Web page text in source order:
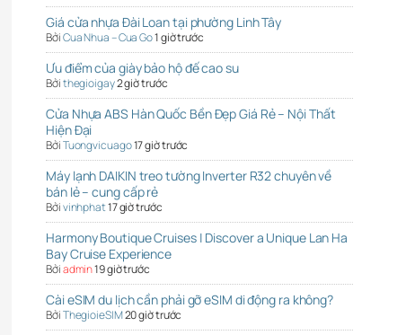
Giá cửa nhựa Đài Loan tại phường Linh Tây
BởiCua Nhua – Cua Go1 giờ trước
Ưu điểm của giày bảo hộ đế cao su
Bởithegioigay2 giờ trước
Cửa Nhựa ABS Hàn Quốc Bền Đẹp Giá Rẻ – Nội Thất
Hiện Đại
BởiTuongvicuago17 giờ trước
Máy lạnh DAIKIN treo tường Inverter R32 chuyên về
bán lẻ – cung cấp rẻ
Bởivinhphat17 giờ trước
Harmony Boutique Cruises | Discover a Unique Lan Ha
Bay Cruise Experience
Bởiadmin19 giờ trước
Cài eSIM du lịch cần phải gỡ eSIM di động ra không?
BởiThegioieSIM20 giờ trước